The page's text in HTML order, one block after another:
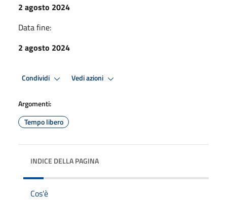
2 agosto 2024
Data fine:
2 agosto 2024
Condividi Vedi azioni
Argomenti:
Tempo libero
INDICE DELLA PAGINA
Cos'è